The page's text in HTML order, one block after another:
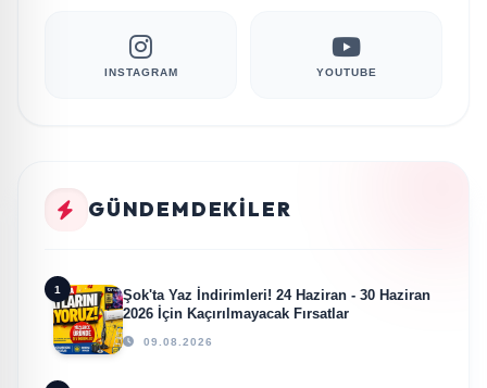
INSTAGRAM YOUTUBE
GÜNDEMDEKILER
1
Şok'ta Yaz İndirimleri! 24 Haziran - 30 Haziran
2026 İçin Kaçırılmayacak Fırsatlar
09.08.2026